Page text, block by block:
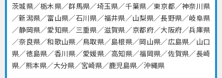
茨城県／栃木県／群馬県／埼玉県／千葉県／東京都／神奈川県
／新潟県／富山県／石川県／福井県／山梨県／長野県／岐阜県
／静岡県／愛知県／三重県／滋賀県／京都府／大阪府／兵庫県
／奈良県／和歌山県／鳥取県／島根県／岡山県／広島県／山口
県／徳島県／香川県／愛媛県／高知県／福岡県／佐賀県／長崎
県／熊本県／大分県／宮崎県／鹿児島県／沖縄県